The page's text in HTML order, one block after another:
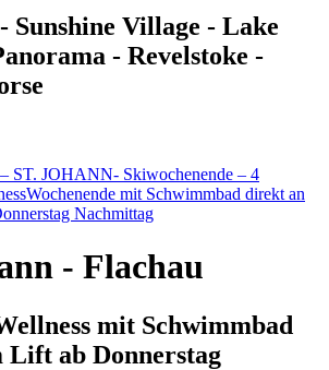
Sunshine Village - Lake
- Revelstoke -
- Flachau
mit Schwimmbad
Lift ab Donnerstag